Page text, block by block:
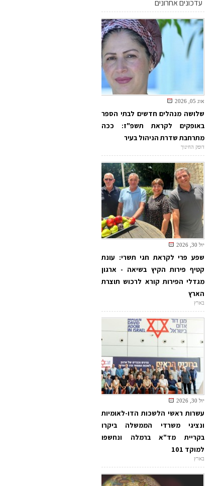
עדכונים אחרונים
אוג 05, 2026
שלושה מנהלים חדשים לבתי הספר
באופקים לקראת תשפ"ז: ככה
מתרחבת שדרת הניהול בעיר
דופק החינוך
יול 30, 2026
שפע פרי לקראת חגי תשרי: עונת
קטיף פירות הקיץ בשיאה - ארגון
מגדלי הפירות קורא לרכוש תוצרת
הארץ
בארץ
יול 30, 2026
עשרות ראשי הלשכות הדו-לאומיות
ונציגי משרדי הממשלה ביקרו
בקריית מד"א ברמלה ונחשפו
למוקד 101
בארץ